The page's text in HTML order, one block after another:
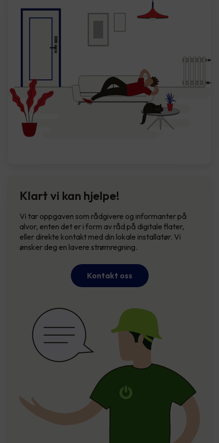
Klart vi kan hjelpe!
Vi tar oppgaven som rådgivere og informanter på
alvor, enten det er i form av råd på digitale flater,
eller direkte kontakt med din lokale installatør. Vi
ønsker deg en lavere strømregning.
Kontakt oss